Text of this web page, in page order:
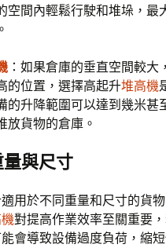
空間內輕鬆行駛和堆垛，最
：如果倉庫的垂直空間較大
的位置，選擇高起升堆高機
的升降範圍可以達到幾米甚
放貨物的倉庫。
與尺寸
用於不同重量和尺寸的貨
對提高作業效率至關重要
能會導致設備過度負荷，縮